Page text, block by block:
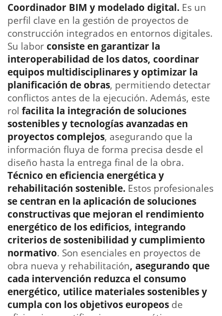
Coordinador BIM y modelado digital. Es un
perfil clave en la gestión de proyectos de
construcción integrados en entornos digitales.
Su laborconsiste en garantizar la
interoperabilidad de los datos, coordinar
equipos multidisciplinares y optimizar la
planificación de obras, permitiendo detectar
conflictos antes de la ejecución. Además, este
rol facilita la integración de soluciones
sostenibles y tecnologías avanzadas en
proyectos complejos, asegurando que la
información fluya de forma precisa desde el
diseño hasta la entrega final de la obra.
Técnico en eficiencia energética y
rehabilitación sostenible. Estos profesionales
se centran en la aplicación de soluciones
constructivas que mejoran el rendimiento
energético de los edificios, integrando
criterios de sostenibilidad y cumplimiento
normativo. Son esenciales en proyectos de
obra nueva y rehabilitación, asegurando que
cada intervención reduzca el consumo
energético, utilice materiales sostenibles y
cumpla con los objetivos europeos de